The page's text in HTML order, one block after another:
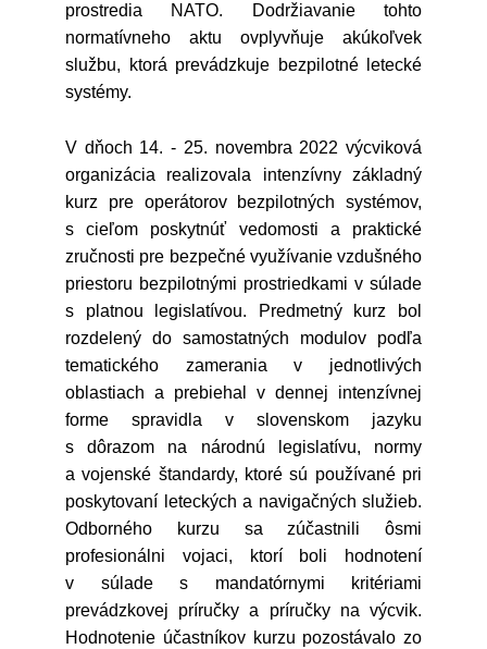
prostredia NATO. Dodržiavanie tohto
normatívneho aktu ovplyvňuje akúkoľvek
službu, ktorá prevádzkuje bezpilotné letecké
systémy.
V dňoch 14. - 25. novembra 2022 výcviková
organizácia realizovala intenzívny základný
kurz pre operátorov bezpilotných systémov,
s cieľom poskytnúť vedomosti a praktické
zručnosti pre bezpečné využívanie vzdušného
priestoru bezpilotnými prostriedkami v súlade
s platnou legislatívou. Predmetný kurz bol
rozdelený do samostatných modulov podľa
tematického zamerania v jednotlivých
oblastiach a prebiehal v dennej intenzívnej
forme spravidla v slovenskom jazyku
s dôrazom na národnú legislatívu, normy
a vojenské štandardy, ktoré sú používané pri
poskytovaní leteckých a navigačných služieb.
Odborného kurzu sa zúčastnili ôsmi
profesionálni vojaci, ktorí boli hodnotení
v súlade s mandatórnymi kritériami
prevádzkovej príručky a príručky na výcvik.
Hodnotenie účastníkov kurzu pozostávalo zo